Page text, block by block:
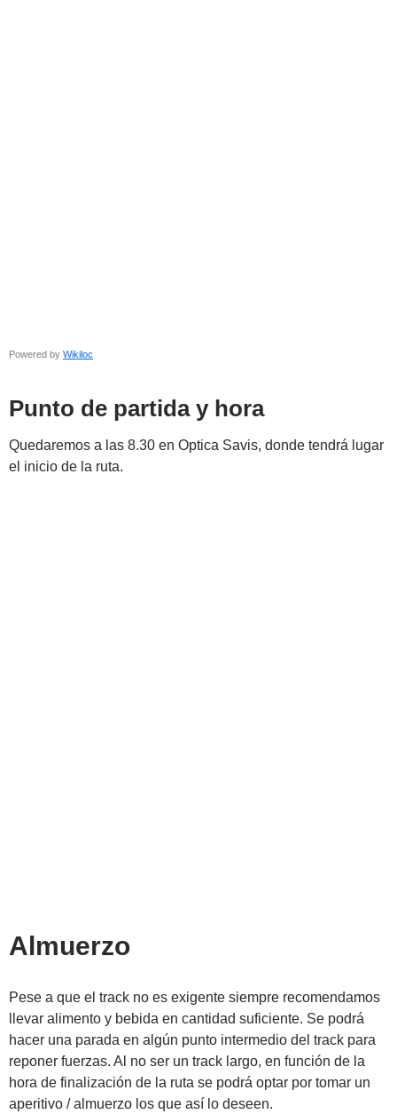
Powered by Wikiloc
Punto de partida y hora
Quedaremos a las 8.30 en Optica Savis, donde tendrá lugar
el inicio de la ruta.
Almuerzo
Pese a que el track no es exigente siempre recomendamos
llevar alimento y bebida en cantidad suficiente. Se podrá
hacer una parada en algún punto intermedio del track para
reponer fuerzas. Al no ser un track largo, en función de la
hora de finalización de la ruta se podrá optar por tomar un
aperitivo / almuerzo los que así lo deseen.